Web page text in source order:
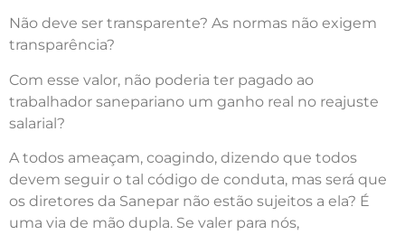
Não deve ser transparente? As normas não exigem
transparência?
Com esse valor, não poderia ter pagado ao
trabalhador sanepariano um ganho real no reajuste
salarial?
A todos ameaçam, coagindo, dizendo que todos
devem seguir o tal código de conduta, mas será que
os diretores da Sanepar não estão sujeitos a ela? É
uma via de mão dupla. Se valer para nós,